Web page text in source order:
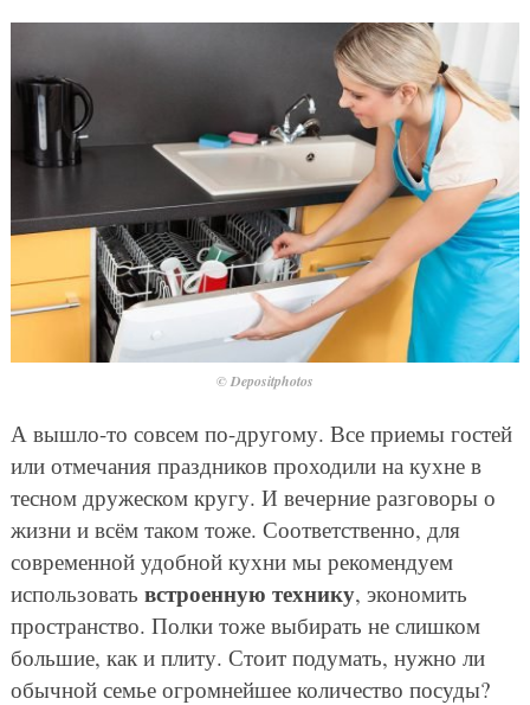
© Depositphotos
А вышло-то совсем по-другому. Все приемы гостей
или отмечания праздников проходили на кухне в
тесном дружеском кругу. И вечерние разговоры о
жизни и всём таком тоже. Соответственно, для
современной удобной кухни мы рекомендуем
использовать встроенную технику, экономить
пространство. Полки тоже выбирать не слишком
большие, как и плиту. Стоит подумать, нужно ли
обычной семье огромнейшее количество посуды?